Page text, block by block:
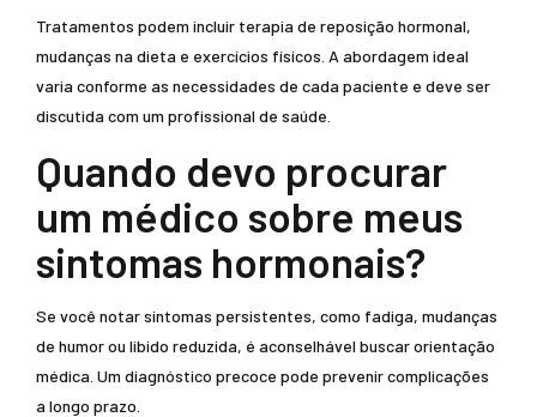
Tratamentos podem incluir terapia de reposição hormonal,
mudanças na dieta e exercícios físicos. A abordagem ideal
varia conforme as necessidades de cada paciente e deve ser
discutida com um profissional de saúde.
Quando devo procurar
um médico sobre meus
sintomas hormonais?
Se você notar sintomas persistentes, como fadiga, mudanças
de humor ou libido reduzida, é aconselhável buscar orientação
médica. Um diagnóstico precoce pode prevenir complicações
a longo prazo.